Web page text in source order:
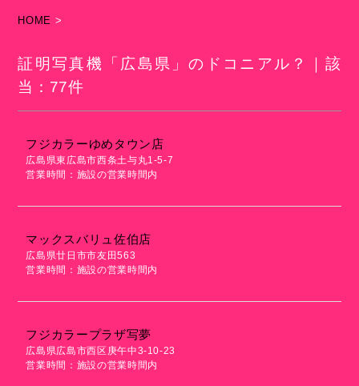
HOME >
証明写真機「広島県」のドコニアル？｜該
当：77件
フジカラーゆめタウン店
広島県東広島市西条土与丸1-5-7
営業時間：施設の営業時間内
マックスバリュ佐伯店
広島県廿日市市友田563
営業時間：施設の営業時間内
フジカラープラザ写夢
広島県広島市西区庚午中3-10-23
営業時間：施設の営業時間内